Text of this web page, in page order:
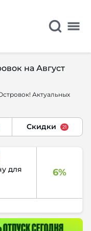
на Август
Актуальных
Скидки 21
6%
для